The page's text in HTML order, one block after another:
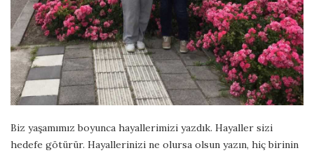
Biz yaşamımız boyunca hayallerimizi yazdık. Hayaller sizi
hedefe götürür. Hayallerinizi ne olursa olsun yazın, hiç birinin